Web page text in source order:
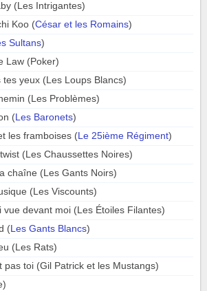
(Les Intrigantes)
Koo (César et les Romains)
Sultans)
Law (Poker)
tes yeux (Les Loups Blancs)
(Les Problèmes)
(Les Baronets)
les framboises (Le 25ième Régiment)
(Les Chaussettes Noires)
chaîne (Les Gants Noirs)
(Les Viscounts)
vue devant moi (Les Étoiles Filantes)
(Les Gants Blancs)
(Les Rats)
pas toi (Gil Patrick et les Mustangs)